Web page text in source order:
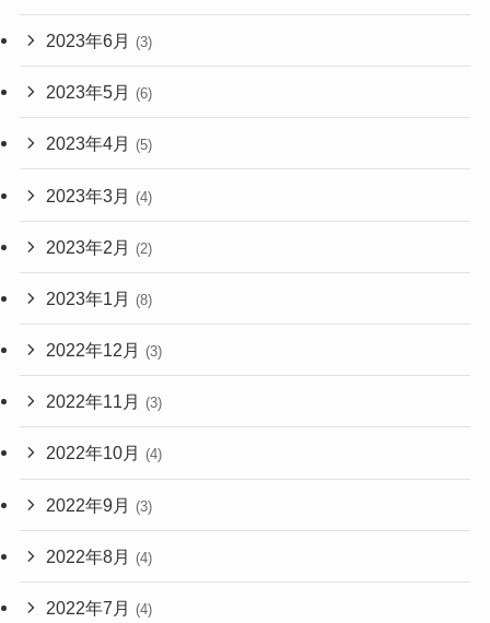
2023年6月 (3)
2023年5月 (6)
2023年4月 (5)
2023年3月 (4)
2023年2月 (2)
2023年1月 (8)
2022年12月 (3)
2022年11月 (3)
2022年10月 (4)
2022年9月 (3)
2022年8月 (4)
2022年7月 (4)